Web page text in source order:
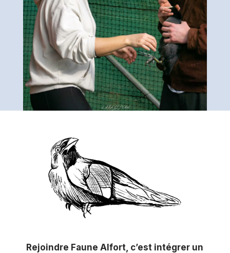
Rejoindre Faune Alfort, c’est intégrer un